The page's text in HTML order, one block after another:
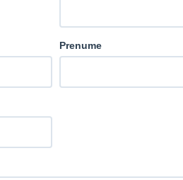
Prenume